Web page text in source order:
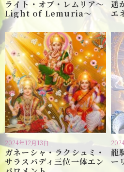
ライト・オブ・レムリア〜
Light of Lemuria〜
遥
エ
2024年12月13日
ガネーシャ・ラクシュミ・
サラスバディ三位一体エン
龍
ー